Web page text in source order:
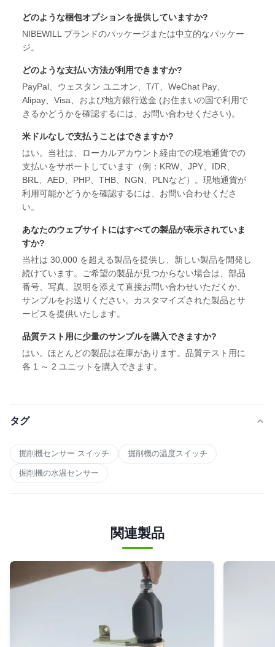
どのような梱包オプションを提供していますか?
NIBEWILL ブランドのパッケージまたは中立的なパッケー
ジ。
どのような支払い方法が利用できますか?
PayPal、ウェスタン ユニオン、T/T、WeChat Pay、
Alipay、Visa、および地方銀行送金 (お住まいの国で利用で
きるかどうかを確認するには、お問い合わせください)。
米ドルなしで支払うことはできますか?
はい。当社は、ローカルアカウント経由での現地通貨での
支払いをサポートしています（例：KRW、JPY、IDR、
BRL、AED、PHP、THB、NGN、PLNなど）。現地通貨が
利用可能かどうかを確認するには、お問い合わせくださ
い。
あなたのウェブサイトにはすべての製品が表示されていま
すか?
当社は 30,000 を超える製品を提供し、新しい製品を開発し
続けています。ご希望の製品が見つからない場合は、部品
番号、写真、説明を添えて直接お問い合わせいただくか、
サンプルをお送りください。カスタマイズされた製品とサ
ービスを提供いたします。
品質テスト用に少量のサンプルを購入できますか?
はい。ほとんどの製品は在庫があります。品質テスト用に
各 1 ～ 2 ユニットを購入できます。
タグ
掘削機センサー スイッチ 掘削機の温度スイッチ
掘削機の水温センサー
関連製品